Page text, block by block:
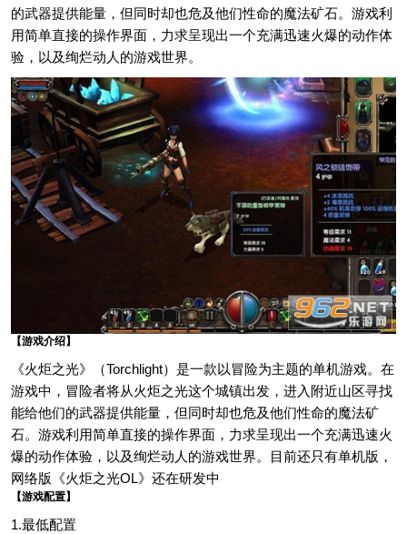
的武器提供能量，但同时却也危及他们性命的魔法矿石。游戏利
用简单直接的操作界面，力求呈现出一个充满迅速火爆的动作体
验，以及绚烂动人的游戏世界。
【游戏介绍】
《火炬之光》（Torchlight）是一款以冒险为主题的单机游戏。在
游戏中，冒险者将从火炬之光这个城镇出发，进入附近山区寻找
能给他们的武器提供能量，但同时却也危及他们性命的魔法矿
石。游戏利用简单直接的操作界面，力求呈现出一个充满迅速火
爆的动作体验，以及绚烂动人的游戏世界。目前还只有单机版，
网络版《火炬之光OL》还在研发中
【游戏配置】
1.最低配置